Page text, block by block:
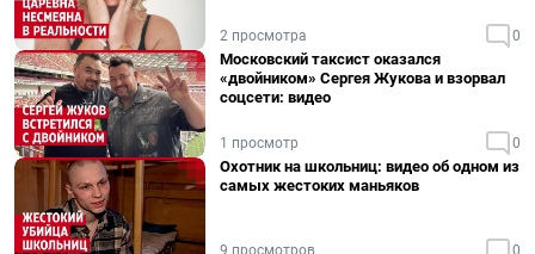
2 просмотра 0
Московский таксист оказался
«двойником» Сергея Жукова и взорвал
соцсети: видео
1 просмотр 0
Охотник на школьниц: видео об одном из
самых жестоких маньяков
9 просмотров 0